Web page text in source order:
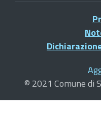
© 2021 Comune di